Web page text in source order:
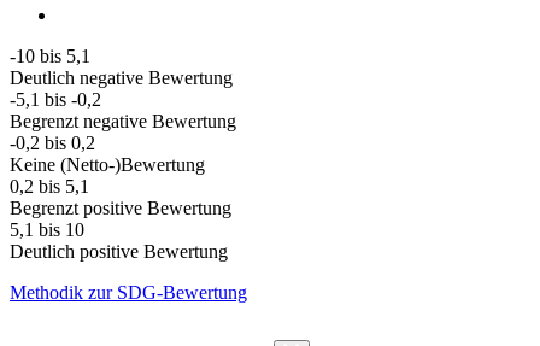
-10 bis 5,1
Deutlich negative Bewertung
-5,1 bis -0,2
Begrenzt negative Bewertung
-0,2 bis 0,2
Keine (Netto-)Bewertung
0,2 bis 5,1
Begrenzt positive Bewertung
5,1 bis 10
Deutlich positive Bewertung
Methodik zur SDG-Bewertung